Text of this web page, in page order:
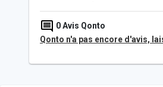
0Avis Qonto
Qonto n'a pas encore d'avis,